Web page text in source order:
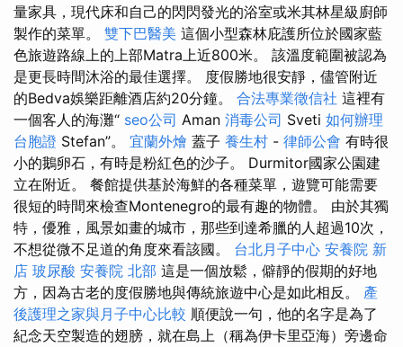
量家具，現代床和自己的閃閃發光的浴室或米其林星級廚師
製作的菜單。 雙下巴醫美 這個小型森林庇護所位於國家藍
色旅遊路線上的上部Matra上近800米。 該溫度範圍被認為
是更長時間沐浴的最佳選擇。 度假勝地很安靜，儘管附近
的Bedva娛樂距離酒店約20分鐘。 合法專業徵信社 這裡有
一個客人的海灘“ seo公司 Aman 消毒公司 Sveti 如何辦理
台胞證 Stefan”。 宜蘭外燴 蓋子 養生村 - 律師公會 有時很
小的鵝卵石，有時是粉紅色的沙子。 Durmitor國家公園建
立在附近。 餐館提供基於海鮮的各種菜單，遊覽可能需要
很短的時間來檢查Montenegro的最有趣的物體。 由於其獨
特，優雅，風景如畫的城市，那些到達希臘的人超過10次，
不想從微不足道的角度來看該國。 台北月子中心 安養院 新
店 玻尿酸 安養院 北部 這是一個放鬆，僻靜的假期的好地
方，因為古老的度假勝地與傳統旅遊中心是如此相反。 產
後護理之家與月子中心比較 順便說一句，他的名字是為了
紀念天空製造的翅膀，就在島上（稱為伊卡里亞海）旁邊命